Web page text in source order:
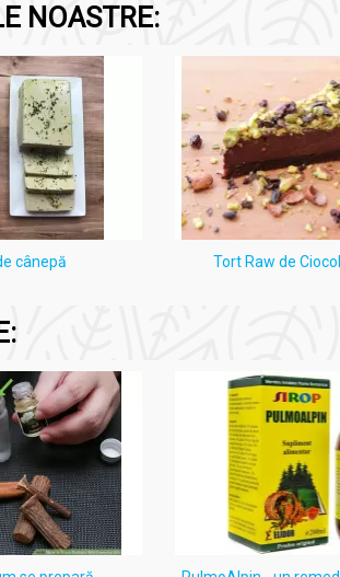
unica folosinta musetel aplicator mare Super 100ml -
rosinate, Colophonium, Paraffinum
rosinat, Rășină de pin, Parafină lichidă,
Vitamina E naturală (tocoferol).
parafină solidă, coloranți sintetici,
unica folosinta musetel aplicator mare Super 100ml
eficient părul nedorit de la rădăcină,
și roșeața asociate cu epilarea
NOASTRE:
cânepă Tort Raw de